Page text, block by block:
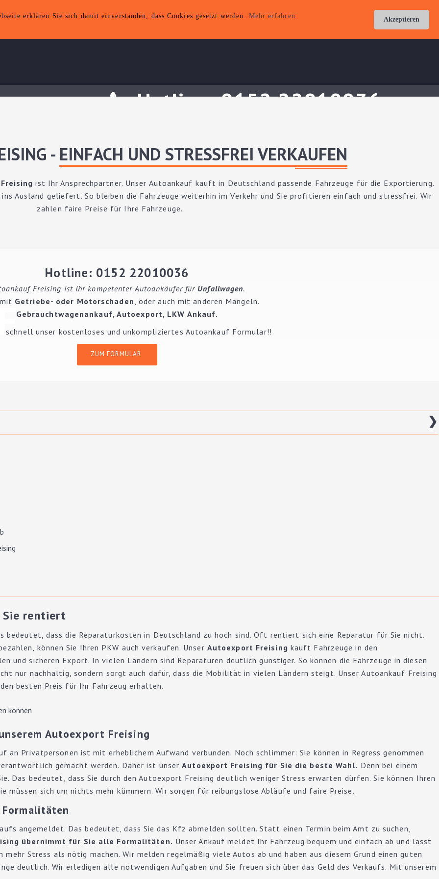
Hotline: 0152 22010036
Fahrzeugzustand:
- EINFACH UND STRESSFREI VERKAUFEN
ist Ihr Ansprechpartner. Unser Autoankauf kauft in Deutschland passende Fahrzeuge für die Exportierung.
Ausland geliefert. So bleiben die Fahrzeuge weiterhin im Verkehr und Sie profitieren einfach und stressfrei. Wir
zahlen faire Preise für Ihre Fahrzeuge.
Hotline: 0152 22010036
Freising ist Ihr kompetenter Autoankäufer für Unfallwagen.
Getriebe- oder Motorschaden, oder auch mit anderen Mängeln.
Gebrauchtwagenankauf, Autoexport, LKW Ankauf.
schnell unser kostenloses und unkompliziertes Autoankauf Formular!!
ZUM FORMULAR
❯
Sie rentiert
dass die Reparaturkosten in Deutschland zu hoch sind. Oft rentiert sich eine Reparatur für Sie nicht.
können Sie Ihren PKW auch verkaufen. Unser Autoexport Freising kauft Fahrzeuge in den
und sicheren Export. In vielen Ländern sind Reparaturen deutlich günstiger. So können die Fahrzeuge in diesen
nur nachhaltig, sondern sorgt auch dafür, dass die Mobilität in vielen Ländern steigt. Unser Autoankauf Freising
besten Preis für Ihr Fahrzeug erhalten.
Autoexport Freising
Privatpersonen ist mit erheblichem Aufwand verbunden. Noch schlimmer: Sie können in Regress genommen
gemacht werden. Daher ist unserAutoexport Freising für Sie die beste Wahl. Denn bei einem
Das bedeutet, dass Sie durch den Autoexport Freising deutlich weniger Stress erwarten dürfen. Sie können Ihren
müssen sich um nichts mehr kümmern. Wir sorgen für reibungslose Abläufe und faire Preise.
angemeldet. Das bedeutet, dass Sie das Kfz abmelden sollten. Statt einen Termin beim Amt zu suchen,
übernimmt für Sie alle Formalitäten. Unser Ankauf meldet Ihr Fahrzeug bequem und einfach ab und lässt
mehr Stress als nötig machen. Wir melden regelmäßig viele Autos ab und haben aus diesem Grund einen guten
deutlich. Wir erledigen alle notwendigen Aufgaben und Sie freuen sich über das Geld des Verkaufs. Mit unserem
Akzeptieren
erklären Sie sich damit einverstanden, dass Cookies gesetzt werden. Mehr erfahren